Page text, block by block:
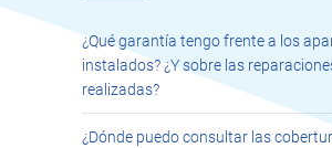
¿Qué garantía tengo frente a los
instalados? ¿Y sobre las
realizadas?
¿Dónde puedo consultar las